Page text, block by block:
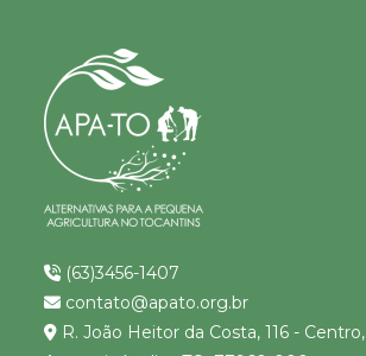
(63)3456-1407
contato@apato.org.br
R. João Heitor da Costa, 116 - Centro,